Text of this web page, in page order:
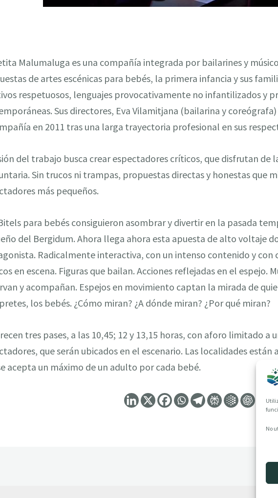
No
Malumaluga es una compañía integrada por bailarines y
de artes escénicas para bebés, la primera infancia y sus
respetuosos, lenguajes provocativamente no infantilizados y
Sus directores, Eva Vilamitjana (bailarina y
en 2011 tras una larga trayectoria profesional en sus
del trabajo busca crear espectadores críticos, que disfrutan de
Sin trucos ni trampas, propuestas directas y honestas que
más pequeños.
para bebés consiguieron asombrar y divertir en la pasada
del Bergidum. Ahora llega ahora esta apuesta de alto voltaje
Radicalmente interactiva, con un intenso contenido y con
en escena. Figuras que bailan. Acciones reflejadas en el espejo.
y acompañan. Espejos en movimiento captan la mirada de
los bebés. ¿Cómo miran? ¿A dónde miran? ¿Por qué miran?
tres pases, a las 10,45; 12 y 13,15 horas, con aforo limitado a
que serán ubicados en el escenario. Las localidades
acepta un máximo de un adulto por cada bebé.